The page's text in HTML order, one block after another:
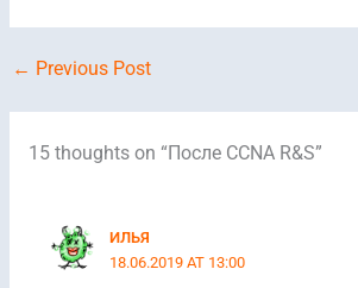
← Previous Post
15 thoughts on “После CCNA R&S”
ИЛЬЯ
18.06.2019 AT 13:00